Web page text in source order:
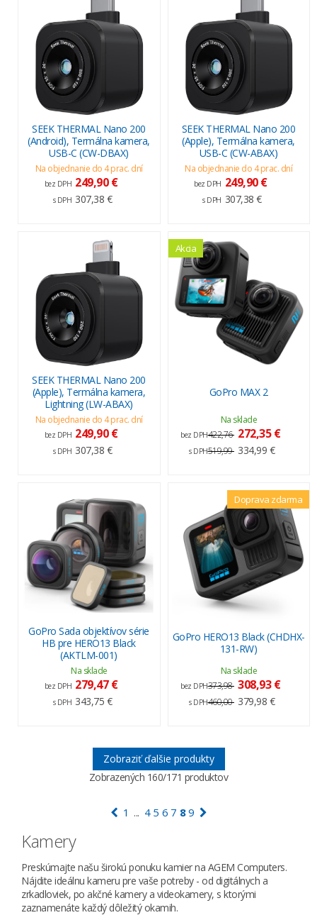
SEEK THERMAL Nano 200
(Android), Termálna kamera,
USB-C (CW-DBAX)
Na objednanie do 4 prac. dní
bez DPH 249,90 €
s DPH 307,38 €
SEEK THERMAL Nano 200
(Apple), Termálna kamera,
USB-C (CW-ABAX)
Na objednanie do 4 prac. dní
bez DPH 249,90 €
s DPH 307,38 €
SEEK THERMAL Nano 200
(Apple), Termálna kamera,
Lightning (LW-ABAX)
Na objednanie do 4 prac. dní
bez DPH 249,90 €
s DPH 307,38 €
Akcia
GoPro MAX 2
Na sklade
bez DPH422,76 272,35 €
s DPH519,99 334,99 €
GoPro Sada objektívov série
HB pre HERO13 Black
(AKTLM-001)
Na sklade
bez DPH 279,47 €
s DPH 343,75 €
Doprava zdarma
GoPro HERO13 Black (CHDHX-
131-RW)
Na sklade
bez DPH373,98 308,93 €
s DPH460,00 379,98 €
Zobraziť ďalšie produkty
Zobrazených 160/171 produktov
1 ... 4 5 6 7 8 9
Kamery
Preskúmajte našu širokú ponuku kamier na AGEM Computers.
Nájdite ideálnu kameru pre vaše potreby - od digitálnych a
zrkadloviek, po akčné kamery a videokamery, s ktorými
zaznamenáte každý dôležitý okamih.